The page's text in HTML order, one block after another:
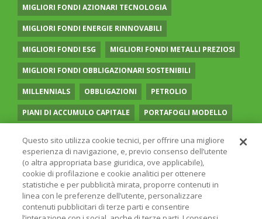
MIGLIORI FONDI AZIONARI TECNOLOGIA
MIGLIORI FONDI ENERGIE RINNOVABILI
MIGLIORI FONDI ESG MIGLIORI FONDI METALLI PREZIOSI
MIGLIORI FONDI OBBLIGAZIONARI SOSTENIBILI
MILLENNIALS OBBLIGAZIONI PETROLIO
PIANI DI ACCUMULO CAPITALE PORTAFOGLI MODELLO
RISPARMIO GESTITO SOCIAL MEDIA STILE VALUE
TASSI UGUAGLIANZA DI GENERE VOLATILITÀ
Questo sito utilizza cookie tecnici, per offrire una migliore
esperienza di navigazione, e, previo consenso dell’utente
(o altra appropriata base giuridica, ove applicabile),
cookie di profilazione e cookie analitici per ottenere
statistiche e per pubblicità mirata, proporre contenuti in
linea con le preferenze dell’utente, personalizzare
contenuti pubblicitari di terze parti e consentire